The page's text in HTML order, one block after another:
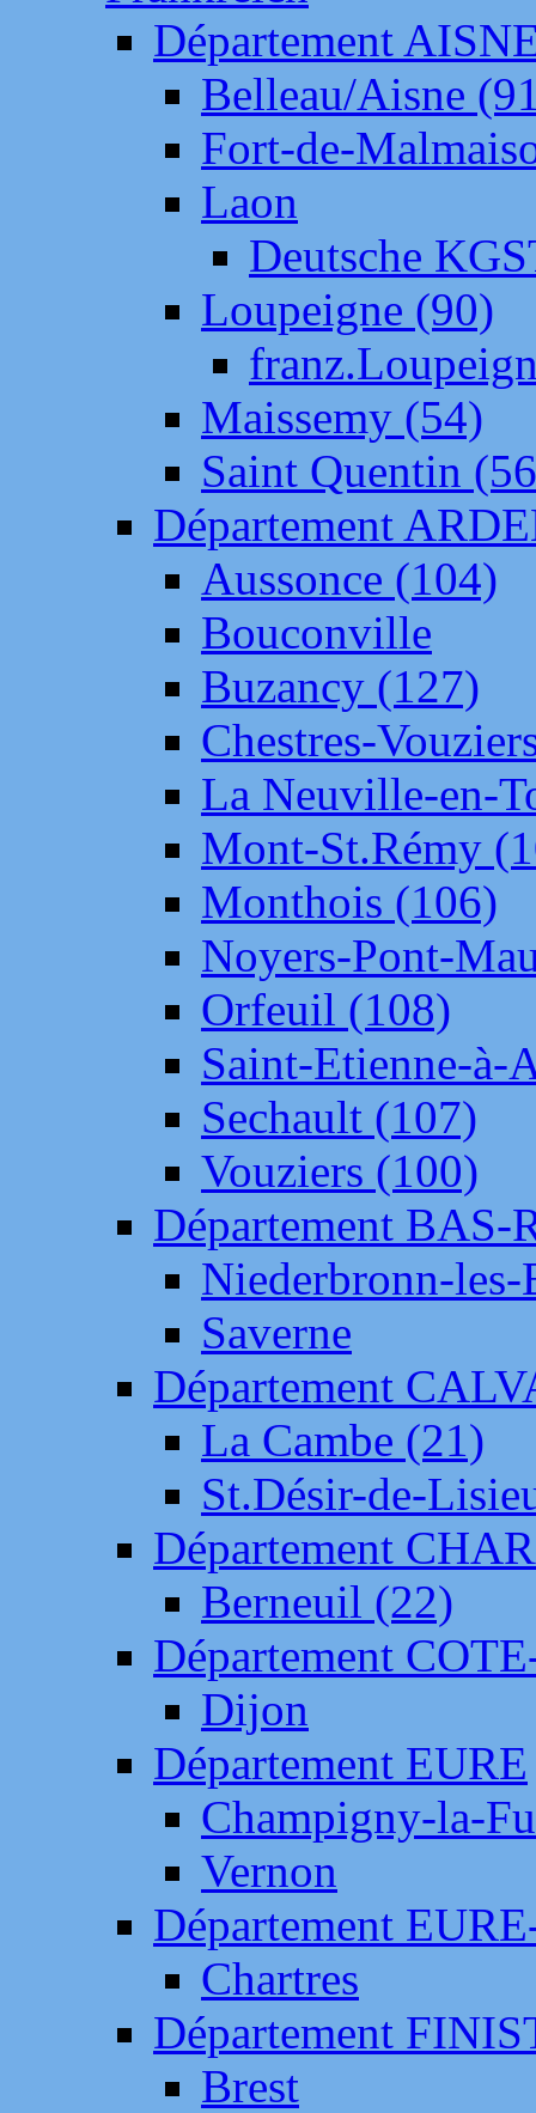
Département
Belleau/Aisne
Fort-de-
Laon
Deutsche
Loupeigne (90)
Maissemy (54)
Saint Quentin
Département
Aussonce (104)
Bouconville
Buzancy (127)
Chestres-
La Neuville-en-
Mont-St.Rémy
Monthois (106)
Noyers-Pont-
Orfeuil (108)
Saint-Etienne-à-
Sechault (107)
Vouziers (100)
Département BAS-
Niederbronn-
Saverne
Département
La Cambe (21)
St.Désir-de-
Département
Berneuil (22)
Département
Dijon
Département EURE
Champigny-la-
Vernon
Département
Chartres
Département
Brest